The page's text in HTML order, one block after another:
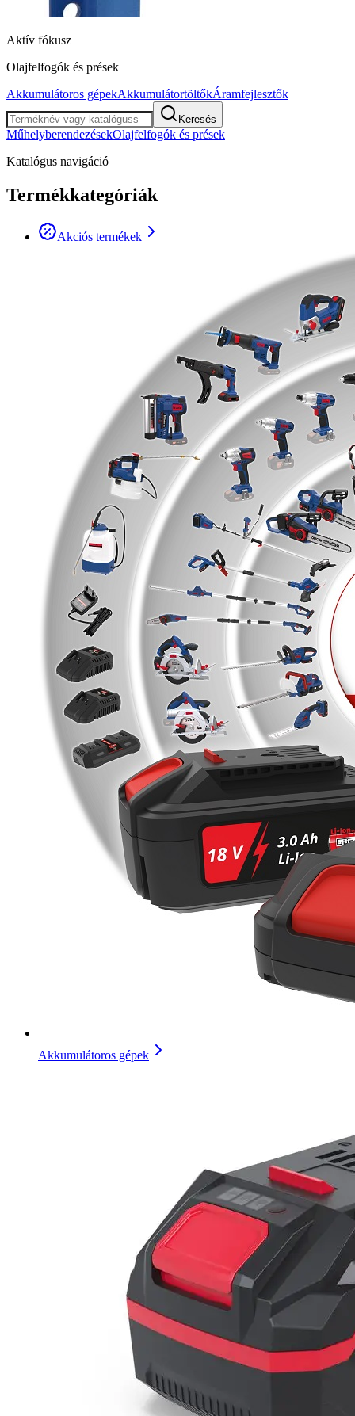
Aktív fókusz
Olajfelfogók és prések
Akkumulátoros gépekAkkumulátortöltőkÁramfejlesztők
Keresés
MűhelyberendezésekOlajfelfogók és prések
Katalógus navigáció
Termékkategóriák
Akciós termékek
Akkumulátoros gépek